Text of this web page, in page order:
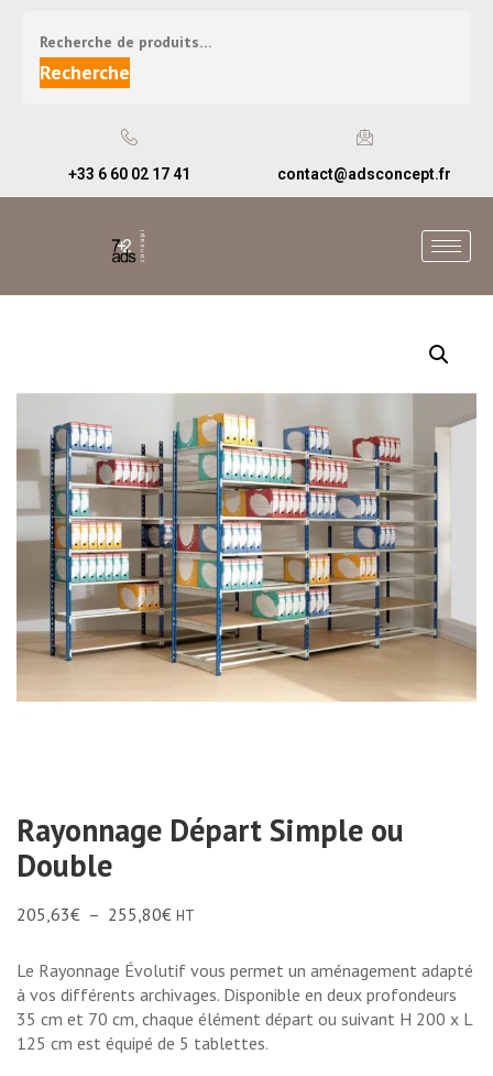
Recherche
+33 6 60 02 17 41 contact@adsconcept.fr
Rayonnage Départ Simple ou
Double
205,63€ – 255,80€ HT
Le Rayonnage Évolutif vous permet un aménagement adapté
à vos différents archivages. Disponible en deux profondeurs
35 cm et 70 cm, chaque élément départ ou suivant H 200 x L
125 cm est équipé de 5 tablettes.